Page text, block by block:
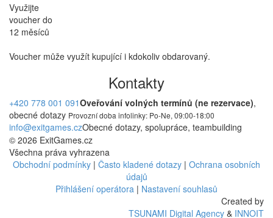
Využijte
voucher do
12 měsíců
Voucher může využít kupující i kdokoliv obdarovaný.
Kontakty
+420 778 001 091Oveřování volných termínů (ne rezervace),
obecné dotazy Provozní doba infolinky: Po-Ne, 09:00-18:00
info@exitgames.czObecné dotazy, spolupráce, teambuilding
© 2026 ExitGames.cz
Všechna práva vyhrazena
Obchodní podmínky | Často kladené dotazy | Ochrana osobních
údajů
Přihlášení operátora | Nastavení souhlasů
Created by
TSUNAMI Digital Agency & INNOIT